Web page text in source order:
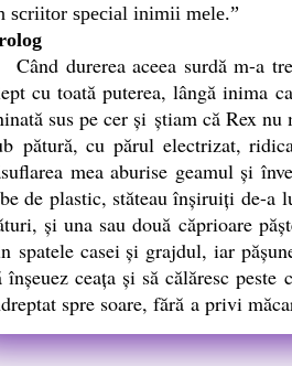
scriitor special inimii mele.”
Când durerea aceea surdă m-a
cu toată puterea, lângă inima
sus pe cer şi ştiam că Rex
pătură, cu părul electrizat,
mea aburise geamul şi
de plastic, stăteau înşiruiţi de-a
şi una sau două căprioare
spatele casei şi grajdul, iar
înşeuez ceaţa şi să călăresc
spre soare, fără a privi